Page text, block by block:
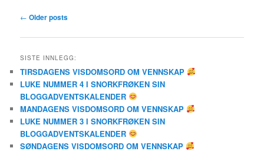
Post
← Older posts
SISTE INNLEGG:
TIRSDAGENS VISDOMSORD OM VENNSKAP
LUKE NUMMER 4 I SNORKFRØKEN SIN
BLOGGADVENTSKALENDER
MANDAGENS VISDOMSORD OM VENNSKAP
LUKE NUMMER 3 I SNORKFRØKEN SIN
BLOGGADVENTSKALENDER
SØNDAGENS VISDOMSORD OM VENNSKAP